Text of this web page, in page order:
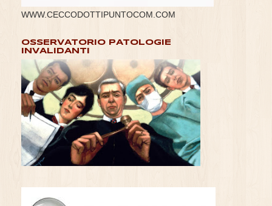
WWW.CECCODOTTIPUNTOCOM.COM
OSSERVATORIO PATOLOGIE
INVALIDANTI